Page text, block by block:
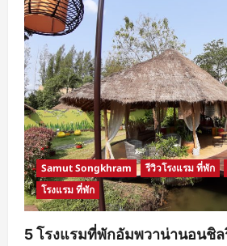
Samut Songkhram รีวิวโรงแรม ที่พัก
โรงแรม ที่พัก
5 โรงแรมที่พักอัมพวาน่านอนชิ